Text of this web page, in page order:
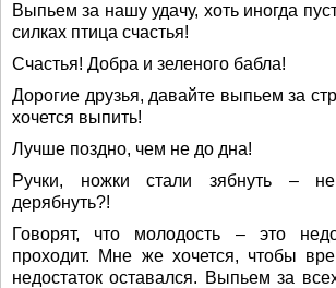
Выпьем за нашу удачу, хоть иногда
силках птица счастья!
Счастья! Добра и зеленого бабла!
Дорогие друзья, давайте выпьем за
хочется выпить!
Лучше поздно, чем не до дна!
Ручки, ножки стали зябнуть –
дерябнуть?!
Говорят, что молодость – это
проходит. Мне же хочется, чтобы
недостаток оставался. Выпьем за